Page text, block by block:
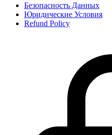
Безопасность Данных
Юридические Условия
Refund Policy